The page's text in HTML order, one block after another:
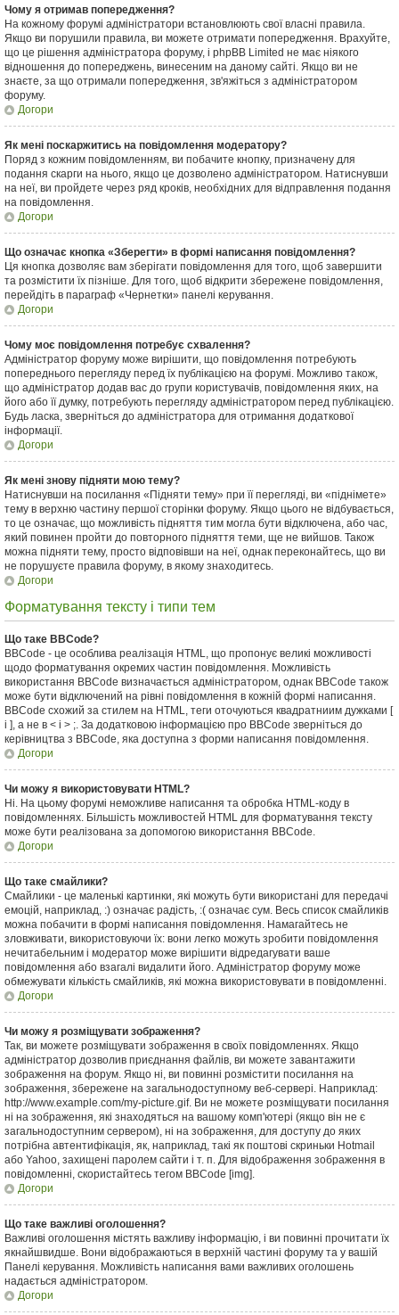
Чому я отримав попередження?
На кожному форумі адміністратори встановлюють свої власні правила.
Якщо ви порушили правила, ви можете отримати попередження. Врахуйте,
що це рішення адміністратора форуму, і phpBB Limited не має ніякого
відношення до попереджень, винесеним на даному сайті. Якщо ви не
знаєте, за що отримали попередження, зв'яжіться з адміністратором
форуму.
Догори
Як мені поскаржитись на повідомлення модератору?
Поряд з кожним повідомленням, ви побачите кнопку, призначену для
подання скарги на нього, якщо це дозволено адміністратором. Натиснувши
на неї, ви пройдете через ряд кроків, необхідних для відправлення подання
на повідомлення.
Догори
Що означає кнопка «Зберегти» в формі написання повідомлення?
Ця кнопка дозволяє вам зберігати повідомлення для того, щоб завершити
та розмістити їх пізніше. Для того, щоб відкрити збережене повідомлення,
перейдіть в параграф «Чернетки» панелі керування.
Догори
Чому моє повідомлення потребує схвалення?
Адміністратор форуму може вирішити, що повідомлення потребують
попереднього перегляду перед їх публікацією на форумі. Можливо також,
що адміністратор додав вас до групи користувачів, повідомлення яких, на
його або її думку, потребують перегляду адміністратором перед публікацією.
Будь ласка, зверніться до адміністратора для отримання додаткової
інформації.
Догори
Як мені знову підняти мою тему?
Натиснувши на посилання «Підняти тему» при її перегляді, ви «піднімете»
тему в верхню частину першої сторінки форуму. Якщо цього не відбувається,
то це означає, що можливість підняття тим могла бути відключена, або час,
який повинен пройти до повторного підняття теми, ще не вийшов. Також
можна підняти тему, просто відповівши на неї, однак переконайтесь, що ви
не порушуєте правила форуму, в якому знаходитесь.
Догори
Форматування тексту і типи тем
Що таке BBCode?
BBCode - це особлива реалізація HTML, що пропонує великі можливості
щодо форматування окремих частин повідомлення. Можливість
використання BBCode визначається адміністратором, однак BBCode також
може бути відключений на рівні повідомлення в кожній формі написання.
BBCode схожий за стилем на HTML, теги оточуються квадратниим дужками [
і ], а не в < і > ;. За додатковою інформацією про BBCode зверніться до
керівництва з BBCode, яка доступна з форми написання повідомлення.
Догори
Чи можу я використовувати HTML?
Ні. На цьому форумі неможливе написання та обробка HTML-коду в
повідомленнях. Більшість можливостей HTML для форматування тексту
може бути реалізована за допомогою використання BBCode.
Догори
Що таке смайлики?
Смайлики - це маленькі картинки, які можуть бути використані для передачі
емоцій, наприклад, :) означає радість, :( означає сум. Весь список смайликів
можна побачити в формі написання повідомлення. Намагайтесь не
зловживати, використовуючи їх: вони легко можуть зробити повідомлення
нечитабельним і модератор може вирішити відредагувати ваше
повідомлення або взагалі видалити його. Адміністратор форуму може
обмежувати кількість смайликів, які можна використовувати в повідомленні.
Догори
Чи можу я розміщувати зображення?
Так, ви можете розміщувати зображення в своїх повідомленнях. Якщо
адміністратор дозволив приєднання файлів, ви можете завантажити
зображення на форум. Якщо ні, ви повинні розмістити посилання на
зображення, збережене на загальнодоступному веб-сервері. Наприклад:
http://www.example.com/my-picture.gif. Ви не можете розміщувати посилання
ні на зображення, які знаходяться на вашому комп'ютері (якщо він не є
загальнодоступним сервером), ні на зображення, для доступу до яких
потрібна автентифікація, як, наприклад, такі як поштові скриньки Hotmail
або Yahoo, захищені паролем сайти і т. п. Для відображення зображення в
повідомленні, скористайтесь тегом BBCode [img].
Догори
Що таке важливі оголошення?
Важливі оголошення містять важливу інформацію, і ви повинні прочитати їх
якнайшвидше. Вони відображаються в верхній частині форуму та у вашій
Панелі керування. Можливість написання вами важливих оголошень
надається адміністратором.
Догори